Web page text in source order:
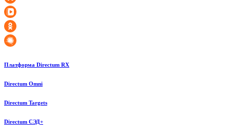
Платформа Directum RX
Directum Omni
Directum Targets
Directum СЭД+